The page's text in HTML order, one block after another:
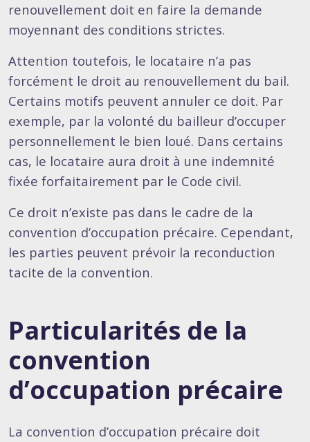
renouvellement doit en faire la demande
moyennant des conditions strictes.
Attention toutefois, le locataire n’a pas
forcément le droit au renouvellement du bail.
Certains motifs peuvent annuler ce doit. Par
exemple, par la volonté du bailleur d’occuper
personnellement le bien loué. Dans certains
cas, le locataire aura droit à une indemnité
fixée forfaitairement par le Code civil.
Ce droit n’existe pas dans le cadre de la
convention d’occupation précaire. Cependant,
les parties peuvent prévoir la reconduction
tacite de la convention.
Particularités de la
convention
d’occupation précaire
La convention d’occupation précaire doit